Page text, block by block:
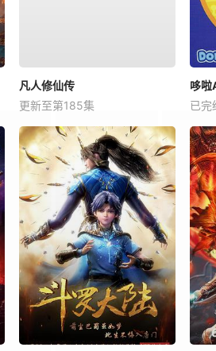
凡人修仙传
更新至第185集
哆啦
已完